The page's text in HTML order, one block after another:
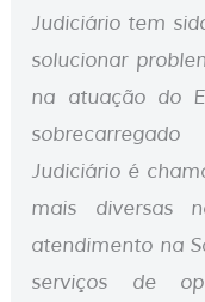
Judiciário tem
solucionar
na atuação do
Judiciário é
mais diversas
atendimento na
serviços de